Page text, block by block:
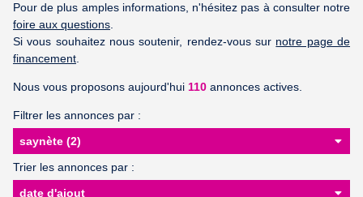
Pour de plus amples informations, n'hésitez pas à consulter notre
foire aux questions
Si vous souhaitez nous soutenir, rendez-vous sur notre page de
financement
Nous vous proposons aujourd'hui 110 annonces actives.
Filtrer les annonces par :
Trier les annonces par :